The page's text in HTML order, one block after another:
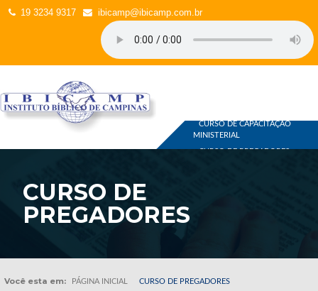
19 3234 9317 ibicamp@ibicamp.com.br
CURSO DE CAPACITAÇÃO
MINISTERIAL
CURSO DE PREGADORES
CURSO DE
PREGADORES
Você esta em: PÁGINA INICIAL CURSO DE PREGADORES